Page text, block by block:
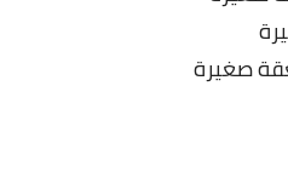
مشروبات
حلويات